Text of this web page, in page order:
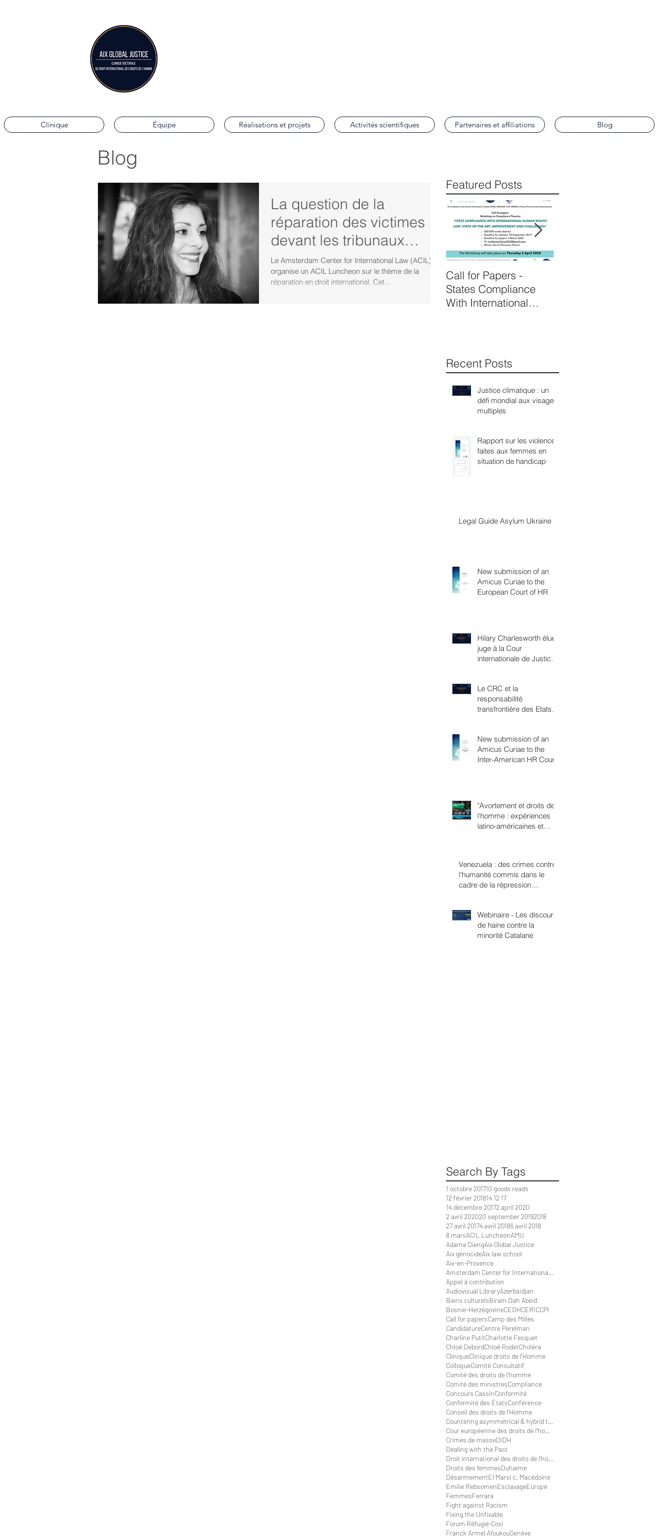
Clinique Équipe Réalisations et projets Activités scientifiques Partenaires et affiliations Blog
Blog
La question de la
réparation des victimes
devant les tribunaux
internationaux pénaux -
Niki Siampiak
Le Amsterdam Center for International Law (ACIL)
organise un ACIL Luncheon sur le thème de la
réparation en droit international. Cet...
Featured Posts
Call for Papers -
States Compliance
With International
Recent Posts
Justice climatique : un
défi mondial aux visages
multiples
Rapport sur les violences
faites aux femmes en
situation de handicap
Legal Guide Asylum Ukraine
New submission of an
Amicus Curiae to the
European Court of HR
Hilary Charlesworth élue
juge à la Cour
internationale de Justice,
Le CRC et la
responsabilité
transfrontière des Etats
New submission of an
Amicus Curiae to the
Inter-American HR Court
"Avortement et droits de
l'homme : expériences
latino-américaines et
Venezuela : des crimes contre
l’humanité commis dans le
cadre de la répression
Webinaire - Les discours
de haine contre la
minorité Catalane
Search By Tags
1 octobre 201710 goods reads
12 février 201814 12 17
14 décembre 20172 april 2020
2 avril 202020 september 20192018
27 avril 20174 avril 20186 avril 2018
8 marsACIL LuncheonAMU
Adama DiengAix Global Justice
Aix génocideAix law school
Aix-en-Provence
Amsterdam Center for International Law
Appel à contribution
Audiovisual LibraryAzerbaïdjan
Biens culturelsBiram Dah Abeid
Bosnie-HerzégovineCEDHCERICCPI
Call for papersCamp des Milles
CandidatureCentre Perelman
Charline PutitCharlotte Fesquet
Chloé DebordChloé RodetCholéra
CliniqueClinique droits de l'Homme
ColloqueComité Consultatif
Comité des droits de l'homme
Comité des ministresCompliance
Concours CassinConformité
Conformité des ÉtatsConférence
Conseil des droits de l'Homme
Countering asymmetrical & hybrid threats withi
Cour européenne des droits de l'homme
Crimes de masseDIDH
Dealing with the Past
Droit international des droits de l'homme
Droits des femmesDuhaime
DésarmementEl Marsi c. Macédoine
Emilie RebsomenEsclavageEurope
FemmesFerrara
Fight against Racism
Fixing the Unfixable
Forum Réfugié-Cosi
Franck Armel AfoukouGenève